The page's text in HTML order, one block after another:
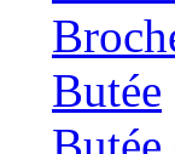
Butée